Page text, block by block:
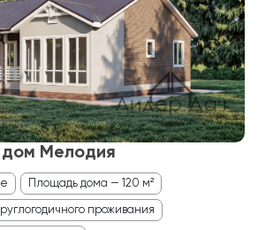
Мелодия
Площадь дома — 120 м²
проживания